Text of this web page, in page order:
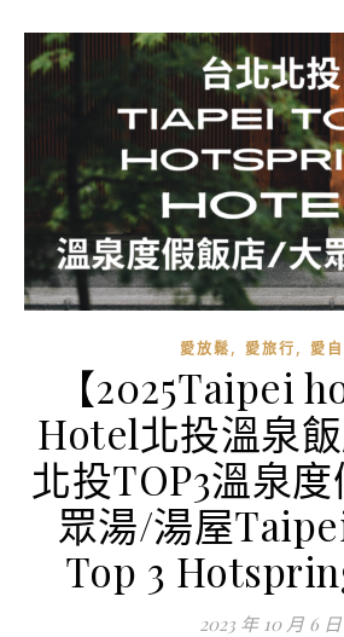
愛放鬆, 愛旅行, 愛
【2025Taipei
Hotel北投溫泉
北投TOP3溫泉
眾湯/湯屋
Top 3
2023 年 10 月 6 日